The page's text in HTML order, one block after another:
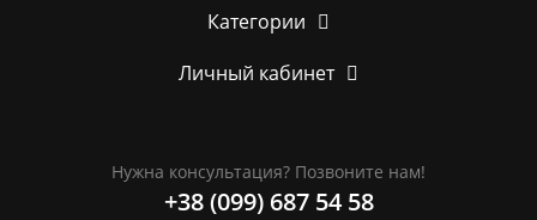
Категории
Личный кабинет
Нужна консультация? Позвоните нам!
+38 (099) 687 54 58